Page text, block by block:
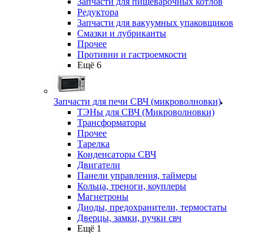
Редуктора
Запчасти для вакуумных упаковщиков
Смазки и лубриканты
Прочее
Противни и гастроемкости
Ещё 6
Запчасти для печи СВЧ (микроволновки)
ТЭНы для СВЧ (Микроволновки)
Трансформаторы
Прочее
Тарелка
Конденсаторы СВЧ
Двигатели
Панели управления, таймеры
Кольца, треноги, коуплеры
Магнетроны
Диоды, предохранители, термостаты
Дверцы, замки, ручки свч
Ещё 1